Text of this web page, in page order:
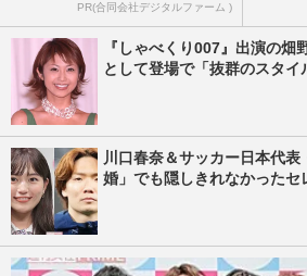
PR(合同会社デジタルファーム )
『しゃべくり007』出演の畑
として登場で「抜群のスタイ
川口春奈＆サッカー日本代表
婚」でも隠しきれなかったセ